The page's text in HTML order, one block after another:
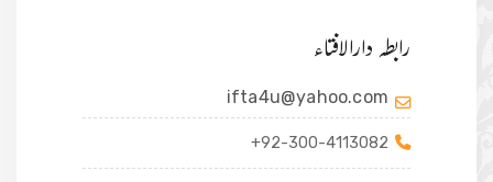
رابطہ دارالافتاء
ifta4u@yahoo.com
+92-300-4113082